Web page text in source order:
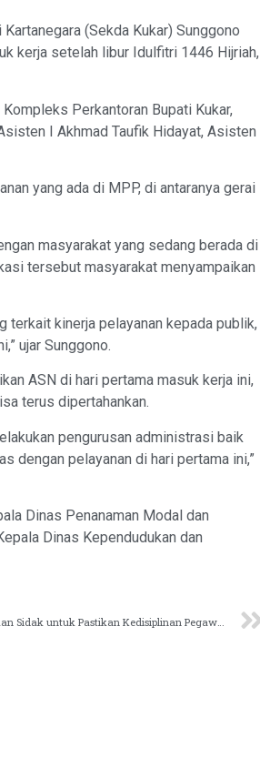
(Sekda Kukar) Sunggono
kerja setelah libur Idulfitri 1446 Hijriah,
Perkantoran Bupati Kukar,
I Akhmad Taufik Hidayat, Asisten
yang ada di MPP, di antaranya gerai
masyarakat yang sedang berada di
tersebut masyarakat menyampaikan
terkait kinerja pelayanan kepada publik,
ujar Sunggono.
ASN di hari pertama masuk kerja ini,
terus dipertahankan.
pengurusan administrasi baik
dengan pelayanan di hari pertama ini,”
Dinas Penanaman Modal dan
Dinas Kependudukan dan